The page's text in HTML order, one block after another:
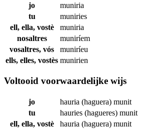
jo
muniria
tu
muniries
ell, ella, vostè
muniria
nosaltres
muniríem
vosaltres, vós
muniríeu
ells, elles, vostès munirien
Voltooid voorwaardelijke wijs
jo hauria (haguera) munit
tu
hauries (hagueres) munit
ell, ella, vostè
hauria (haguera) munit